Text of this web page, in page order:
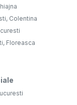
Colentina
Floreasca